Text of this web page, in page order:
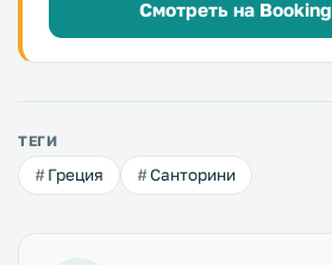
Смотреть на
ТЕГИ
Греция Санторини